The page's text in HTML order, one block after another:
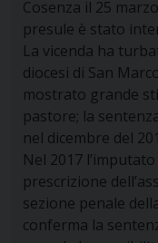
Cosenza il 25
presule è stato
La vicenda ha
diocesi di San
mostrato grande
pastore; la
nel dicembre del
Nel 2017
prescrizione
sezione penale
conferma la